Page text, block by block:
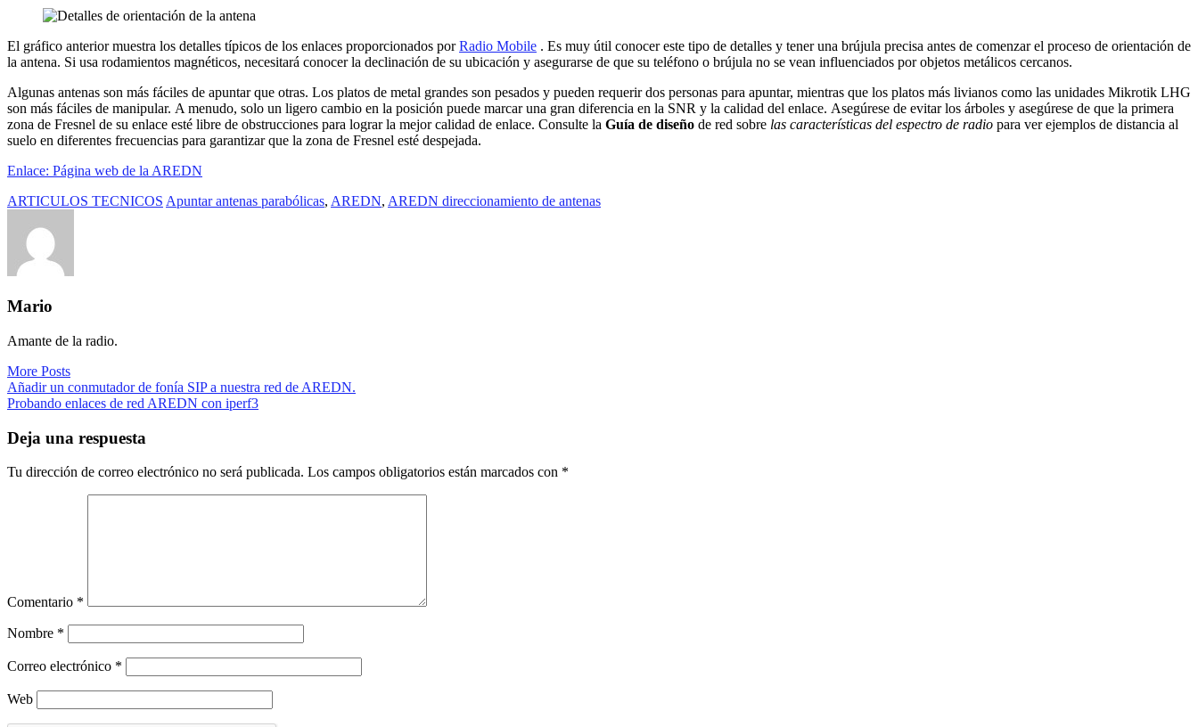
El gráfico anterior muestra los detalles típicos de los enlaces proporcionados porRadio Mobile . Es muy útil conocer este tipo de detalles y tener una brújula precisa antes de comenzar el proceso de orientación de
la antena. Si usa rodamientos magnéticos, necesitará conocer la declinación de su ubicación y asegurarse de que su teléfono o brújula no se vean influenciados por objetos metálicos cercanos.
Algunas antenas son más fáciles de apuntar que otras. Los platos de metal grandes son pesados ​​y pueden requerir dos personas para apuntar, mientras que los platos más livianos como las unidades Mikrotik LHG
son más fáciles de manipular. A menudo, solo un ligero cambio en la posición puede marcar una gran diferencia en la SNR y la calidad del enlace. Asegúrese de evitar los árboles y asegúrese de que la primera
zona de Fresnel de su enlace esté libre de obstrucciones para lograr la mejor calidad de enlace. Consulte la Guía de diseño de red sobre las características del espectro de radio para ver ejemplos de distancia al
suelo en diferentes frecuencias para garantizar que la zona de Fresnel esté despejada.
Enlace: Página web de la AREDN
ARTICULOS TECNICOS Apuntar antenas parabólicas, AREDN, AREDN direccionamiento de antenas
Mario
Amante de la radio.
More Posts
Navegación
de
entradas
Añadir un conmutador de fonía SIP a nuestra red de AREDN.
Probando enlaces de red AREDN con iperf3
Deja una respuesta
Tu dirección de correo electrónico no será publicada. Los campos obligatorios están marcados con *
Comentario *
Nombre *
Correo electrónico *
Web